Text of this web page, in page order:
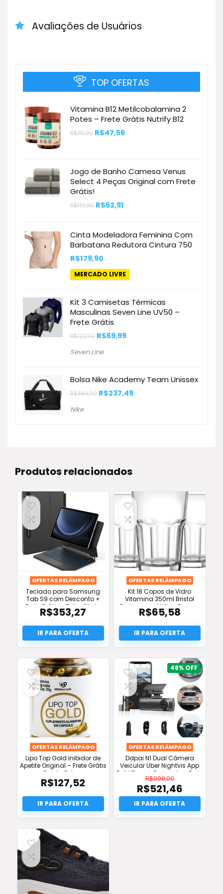
Avaliações de Usuários
TOP OFERTAS
Vitamina B12 Metilcobalamina 2
Potes – Frete Grátis Nutrify B12
R$78,90 O
R$47,56O
Jogo de Banho Camesa Venus
Select 4 Peças Original com Frete
Grátis!
R$119,90 O
R$119,90.
R$62,91
R$62,91.
Cinta Modeladora Feminina Com
Barbatana Redutora Cintura 750
R$179,90
MERCADO LIVRE
Kit 3 Camisetas Térmicas
Masculinas Seven Line UV50 –
Frete Grátis
R$122,90 O
original
R$69,99O
Seven Line
Bolsa Nike Academy Team Unissex
R$449,99 O
R$237,49O
Nike
Produtos relacionados
OFERTAS RELÂMPAGO
Teclado para Samsung
Tab S9 com Desconto +
Frete Grátis e Full – Oferta
Imperdível!
R$353,27
OFERTAS RELÂMPAGO
Kit 18 Copos de Vidro
Vitamina 350ml Bristol
Praticasa – Melhor Preço e
Frete Grátis
R$65,58
OFERTAS RELÂMPAGO
Lipo Top Gold Inibidor de
Apetite Original – Frete Grátis
e Pronta Entrega
R$127,52
48%
OFERTAS RELÂMPAGO
Ddpai N1 Dual Câmera
Veicular Uber Nightvis App
Full HD com Desconto e Frete
Grátis!
R$998,00
O
preço
original
era:
R$521,46
O
preço
atual